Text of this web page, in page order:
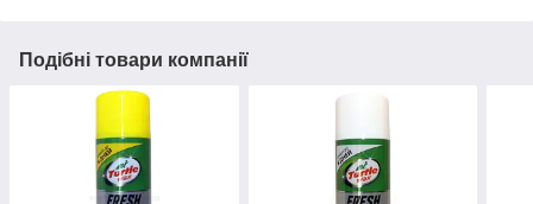
Подібні товари компанії